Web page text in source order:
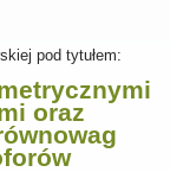
pod tytułem:
oraz